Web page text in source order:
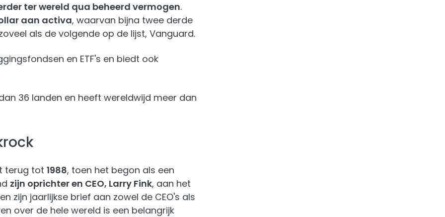
ter wereld qua beheerd vermogen.
aan activa, waarvan bijna twee derde
als de volgende op de lijst, Vanguard.
en ETF's en biedt ook
36 landen en heeft wereldwijd meer dan
terug tot 1988, toen het begon als een
zijn oprichter en CEO, Larry Fink, aan het
zijn jaarlijkse brief aan zowel de CEO's als
over de hele wereld is een belangrijk